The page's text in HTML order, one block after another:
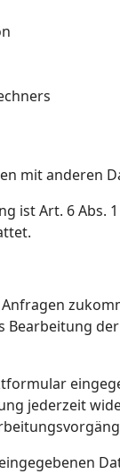
mit anderen
ist Art. 6 Abs.
jederzeit